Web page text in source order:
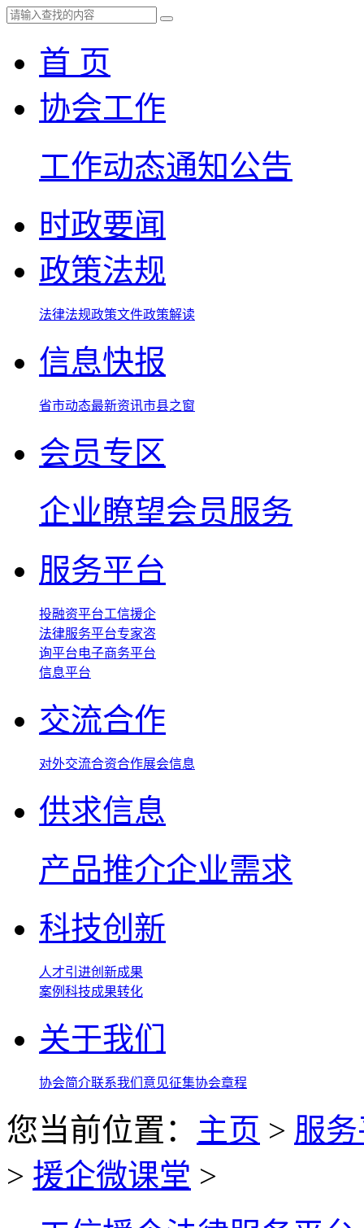
首 页
协会工作
工作动态通知公告
时政要闻
政策法规
法律法规政策文件政策解读
信息快报
省市动态最新资讯市县之窗
会员专区
企业瞭望会员服务
服务平台
投融资平台工信援企
法律服务平台专家咨
询平台电子商务平台
信息平台
交流合作
对外交流合资合作展会信息
供求信息
产品推介企业需求
科技创新
人才引进创新成果
案例 科技成果转化
关于我们
协会简介联系我们 意见征集协会章程
您当前位置： 主页 > 服
> 援企微课堂 >